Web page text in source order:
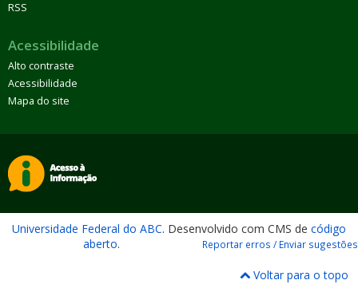
RSS
Acessibilidade
Alto contraste
Acessibilidade
Mapa do site
Universidade Federal do ABC. Desenvolvido com CMS de código
aberto. Reportar erros / Enviar sugestões
Voltar para o topo